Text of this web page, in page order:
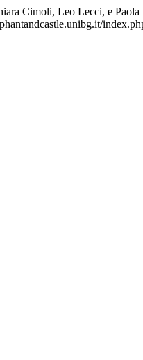
Cimoli, Leo Lecci, e